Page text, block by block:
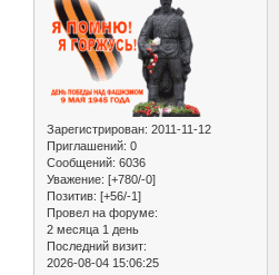
Зарегистрирован: 2011-11-12
Приглашений: 0
Сообщений: 6036
Уважение: [+780/-0]
Позитив: [+56/-1]
Провел на форуме:
2 месяца 1 день
Последний визит:
2026-08-04 15:06:25